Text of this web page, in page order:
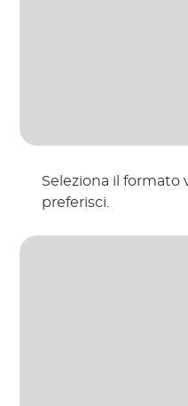
Seleziona il formato
preferisci.